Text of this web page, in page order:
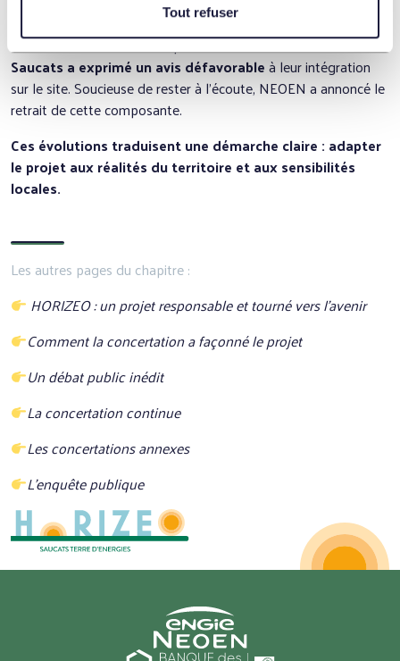
Tout refuser
Cependant, lors d’un groupe de travail sur la modification du
Plan Local d’Urbanisme (septembre 2023),la mairie de
Saucats a exprimé un avis défavorableà leur intégration
sur le site. Soucieuse de rester à l’écoute, NEOEN a annoncé le
retrait de cette composante.
Ces évolutions traduisent une démarche claire : adapter
le projet aux réalités du territoire et aux sensibilités
locales.
Les autres pages du chapitre :
HORIZEO : un projet responsable et tourné vers l’avenir
Comment la concertation a façonné le projet
Un débat public inédit
La concertation continue
Les concertations annexes
L’enquête publique